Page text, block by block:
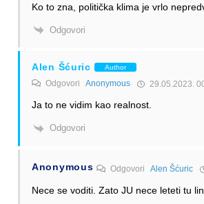
Ko to zna, politička klima je vrlo
Odgovori
Alen Šćuric Author
Odgovori Anonymous 29.05.2023.
Ja to ne vidim kao realnost.
Odgovori
Anonymous OdgovoriAlen Šćuric
Nece se voditi. Zato JU nece leteti tu